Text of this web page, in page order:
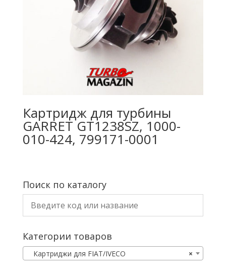
Картридж для турбины
GARRET GT1238SZ, 1000-
010-424, 799171-0001
Поиск по каталогу
Категории товаров
×
Картриджи для FIAT/IVECO